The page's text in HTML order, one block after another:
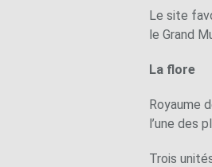
Le site
le Grand
La flore
Royaume
l’une des
Trois